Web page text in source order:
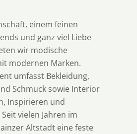
einem feinen
und ganz viel Liebe
wir modische
modernen Marken.
umfasst Bekleidung,
Schmuck sowie Interior
Inspirieren und
vielen Jahren im
Altstadt eine feste